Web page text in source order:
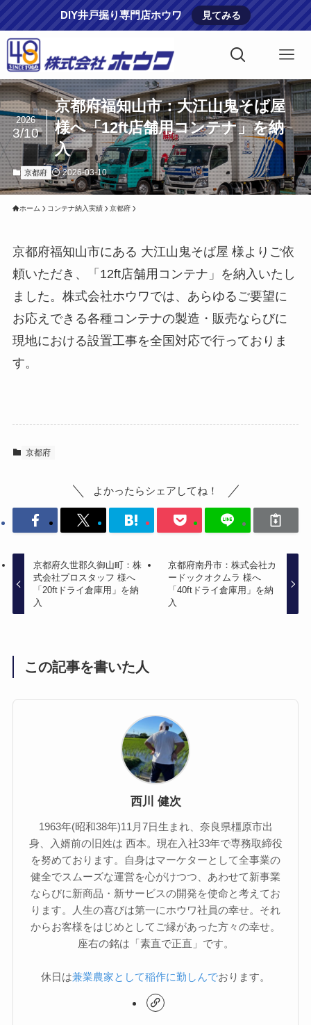
DIY井戸掘り専門店ホウワ 見てみる
京都府福知山市：大江山鬼そば屋
様へ「12ft店舗用コンテナ」を納
入
2026
3/10
京都府 2026-03-10
ホーム コンテナ納入実績 京都府
京都府福知山市にある 大江山鬼そば屋 様よりご依
頼いただき、「12ft店舗用コンテナ」を納入いたし
ました。株式会社ホウワでは、あらゆるご要望に
お応えできる各種コンテナの製造・販売ならびに
現地における設置工事を全国対応で行っておりま
す。
京都府
よかったらシェアしてね！
京都府久世郡久御山町：株
式会社プロスタッフ 様へ
「20ftドライ倉庫用」を納
入
京都府南丹市：株式会社カ
ードックオクムラ 様へ
「40ftドライ倉庫用」を納
入
この記事を書いた人
西川 健次
1963年(昭和38年)11月7日生まれ、奈良県橿原市出
身、入婿前の旧姓は 西本。現在入社33年で専務取締役
を努めております。自身はマーケターとして全事業の
健全でスムーズな運営を心がけつつ、あわせて新事業
ならびに新商品・新サービスの開発を使命と考えてお
ります。人生の喜びは第一にホウワ社員の幸せ。それ
からお客様をはじめとしてご縁があった方々の幸せ。
座右の銘は「素直で正直」です。
休日は兼業農家として稲作に勤しんでおります。